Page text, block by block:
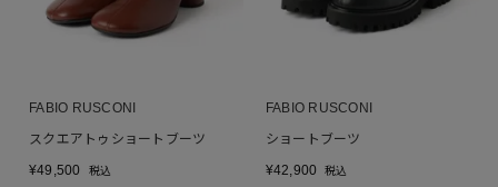
FABIO RUSCONI
スクエアトゥショートブーツ
¥49,500 税込
FABIO RUSCONI
ショートブーツ
¥42,900 税込